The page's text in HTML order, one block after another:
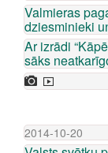
Valmieras
dziesminieki
Ar izrādi
sāks
2014-10-20